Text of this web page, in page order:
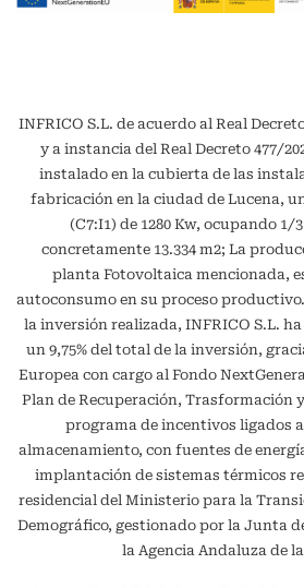
INFRICO S.L. de acuerdo al Real
y a instancia del Real Decreto 477/
instalado en la cubierta de las
fabricación en la ciudad de Lucena,
(C7:I1) de 1280 Kw, ocupando 1/
concretamente 13.334 m2; La
planta Fotovoltaica mencionada,
autoconsumo en su proceso
la inversión realizada, INFRICO S.L.
un 9,75% del total de la inversión,
Europea con cargo al Fondo
Plan de Recuperación, Trasformación
programa de incentivos ligados
almacenamiento, con fuentes de
implantación de sistemas térmicos
residencial del Ministerio para la
Demográfico, gestionado por la Junta
la Agencia Andaluza de